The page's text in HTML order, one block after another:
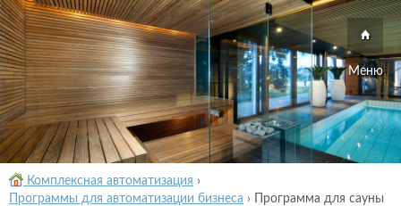
Меню
Комплексная автоматизация ›
Программы для автоматизации бизнеса › Программа для сауны